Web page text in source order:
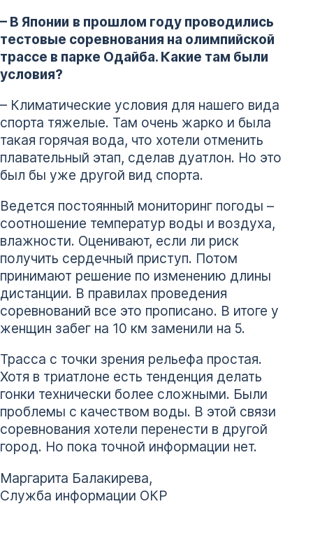
– В Японии в прошлом году проводились
тестовые соревнования на олимпийской
трассе в парке Одайба. Какие там были
условия?
– Климатические условия для нашего вида
спорта тяжелые. Там очень жарко и была
такая горячая вода, что хотели отменить
плавательный этап, сделав дуатлон. Но это
был бы уже другой вид спорта.
Ведется постоянный мониторинг погоды –
соотношение температур воды и воздуха,
влажности. Оценивают, если ли риск
получить сердечный приступ. Потом
принимают решение по изменению длины
дистанции. В правилах проведения
соревнований все это прописано. В итоге у
женщин забег на 10 км заменили на 5.
Трасса с точки зрения рельефа простая.
Хотя в триатлоне есть тенденция делать
гонки технически более сложными. Были
проблемы с качеством воды. В этой связи
соревнования хотели перенести в другой
город. Но пока точной информации нет.
Маргарита Балакирева,
Служба информации ОКР